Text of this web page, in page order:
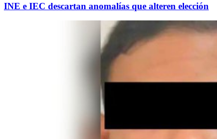
INE e IEC descartan anomalías que alteren elección